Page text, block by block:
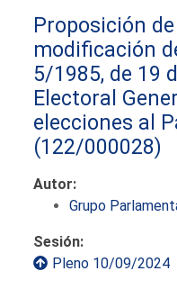
Proposición
modificación
5/1985, de 19
Electoral
elecciones al
(122/000028)
Autor:
Grupo
Sesión:
Pleno 10/09/2024